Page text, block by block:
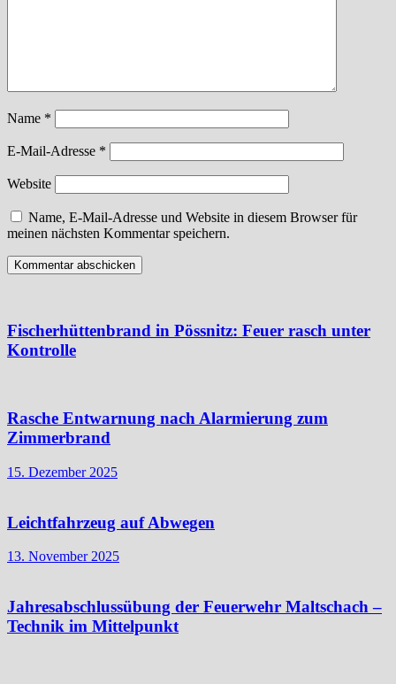
Name *
E-Mail-Adresse *
Website
Name, E-Mail-Adresse und Website in diesem Browser für
meinen nächsten Kommentar speichern.
Fischerhüttenbrand in Pössnitz: Feuer rasch unter
Kontrolle
Rasche Entwarnung nach Alarmierung zum
Zimmerbrand
15. Dezember 2025
Leichtfahrzeug auf Abwegen
13. November 2025
Jahresabschlussübung der Feuerwehr Maltschach –
Technik im Mittelpunkt